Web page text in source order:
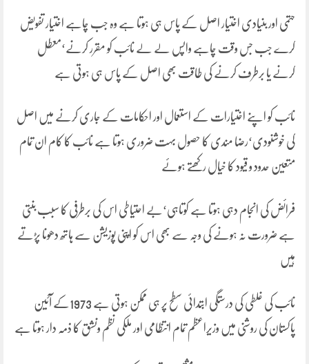
حتمی اور بنیادی اختیار اصل کے پاس ہی ہوتا ہے وہ جب چاہے اختیار تفویض
کرے جب جس وقت چاہے واپس لے لے نائب کو مقرر کرنے‘معطل
کرنے یا برطرف کرنے کی طاقت بھی اصل کے پاس ہی ہوتی ہے
نائب کو اپنے اختیارات کے استعمال اور احکامات کے جاری کرنے میں اصل
کی خوشنودی‘رضا مندی کا حصول بہت ضروری ہوتا ہے نائب کا کام ان تمام
متعین حدود و قیود کا خیال رکھتے ہوئے
فرائض کی انجام دہی ہوتا ہے کوتاہی‘بے احتیاطی اس کی برطرفی کا سبب بنتی
ہے ضرورت نہ ہونے کی وجہ سے بھی اس کو اپنی پوزیشن سے ہاتھ دھونا پڑتے
ہیں
نائب کی غلطی کی درستگی ابتدائی سطح پر ہی ممکن ہوتی ہے 1973کے آئین
پاکستان کی روشنی میں وزیراعظم تمام انتظامی اور ملکی نظم ونشق کا ذمہ دار ہوتا ہے